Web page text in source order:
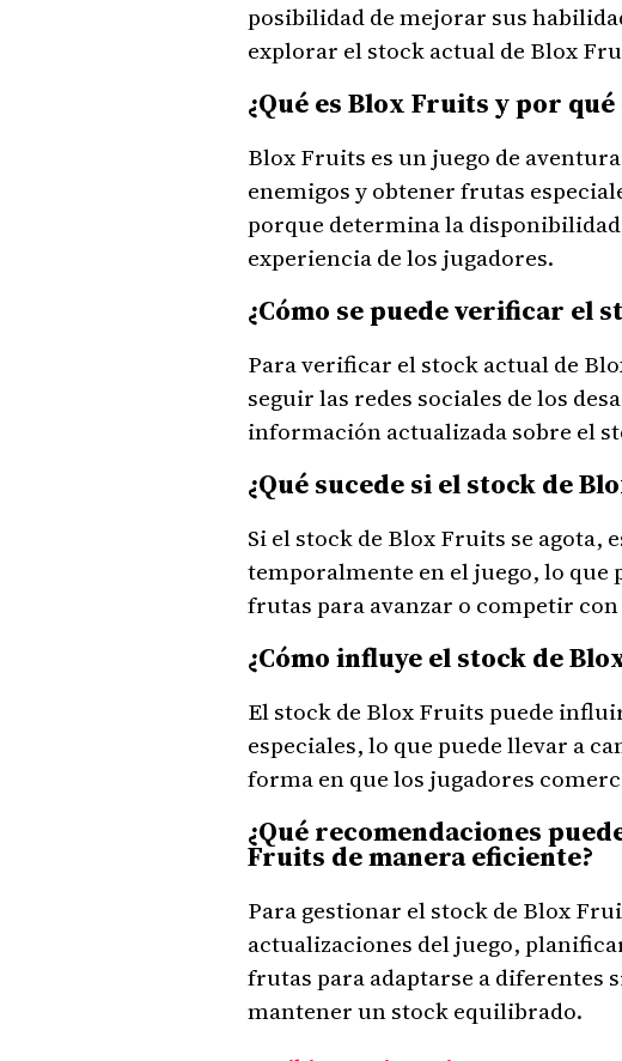
posibilidad de mejorar sus
explorar el stock actual de Blox
¿Qué es Blox Fruits y por
Blox Fruits es un juego de
enemigos y obtener frutas
porque determina la
experiencia de los jugadores.
¿Cómo se puede verificar el
Para verificar el stock actual de
seguir las redes sociales de los
información actualizada sobre el
¿Qué sucede si el stock de
Si el stock de Blox Fruits se agota,
temporalmente en el juego, lo que
frutas para avanzar o competir
¿Cómo influye el stock de
El stock de Blox Fruits puede
especiales, lo que puede llevar a
forma en que los jugadores
¿Qué recomendaciones
Fruits de manera eficiente?
Para gestionar el stock de Blox
actualizaciones del juego,
frutas para adaptarse a diferentes
mantener un stock equilibrado.